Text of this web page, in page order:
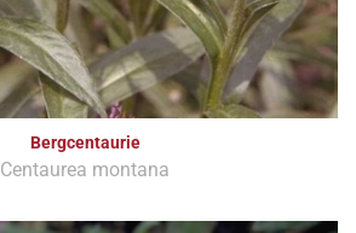
Bergcentaurie
Centaurea montana